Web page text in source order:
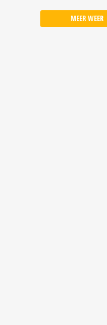
MEER WEER